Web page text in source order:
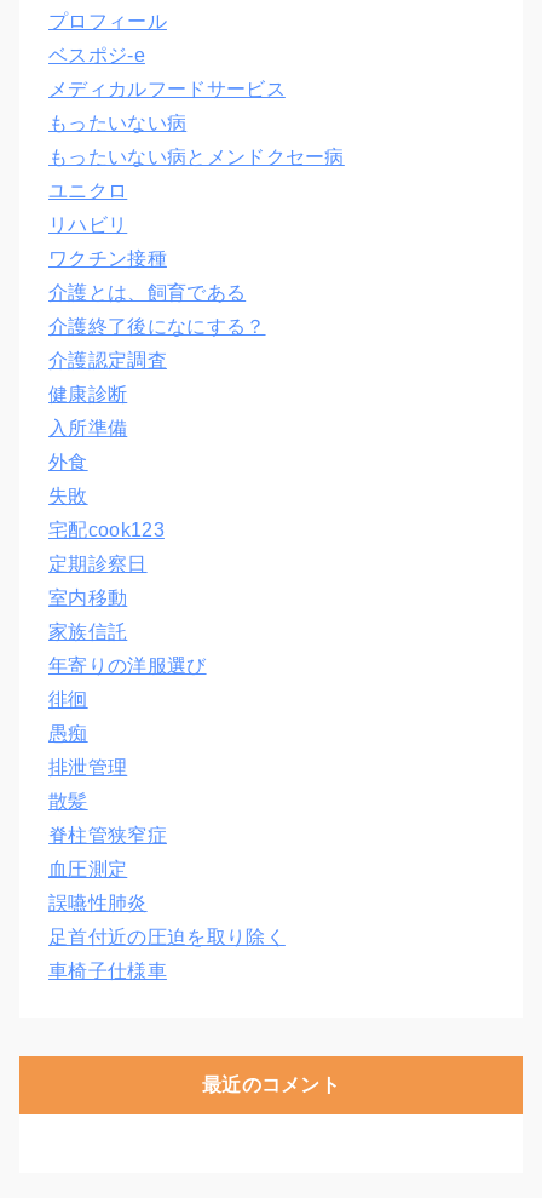
プロフィール
ベスポジ-e
メディカルフードサービス
もったいない病
もったいない病とメンドクセー病
ユニクロ
リハビリ
ワクチン接種
介護とは、飼育である
介護終了後になにする？
介護認定調査
健康診断
入所準備
外食
失敗
宅配cook123
定期診察日
室内移動
家族信託
年寄りの洋服選び
徘徊
愚痴
排泄管理
散髪
脊柱管狭窄症
血圧測定
誤嚥性肺炎
足首付近の圧迫を取り除く
車椅子仕様車
最近のコメント